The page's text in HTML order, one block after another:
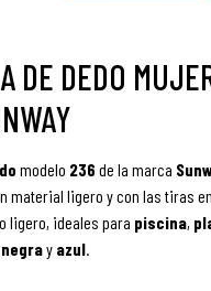
DE DEDO
modelo 236 de la marca
material ligero y con las tiras
ligero, ideales para piscina,
negray azul